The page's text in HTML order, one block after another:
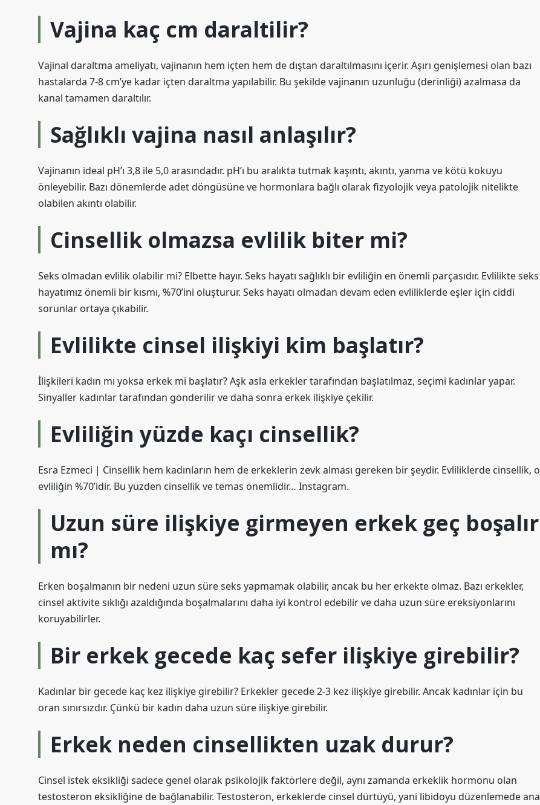
Vajina kaç cm daraltilir?
Vajinal daraltma ameliyatı, vajinanın hem içten hem de dıştan daraltılmasını içerir. Aşırı genişlemesi olan bazı
hastalarda 7-8 cm’ye kadar içten daraltma yapılabilir. Bu şekilde vajinanın uzunluğu (derinliği) azalmasa da
kanal tamamen daraltılır.
Sağlıklı vajina nasıl anlaşılır?
Vajinanın ideal pH’ı 3,8 ile 5,0 arasındadır. pH’ı bu aralıkta tutmak kaşıntı, akıntı, yanma ve kötü kokuyu
önleyebilir. Bazı dönemlerde adet döngüsüne ve hormonlara bağlı olarak fizyolojik veya patolojik nitelikte
olabilen akıntı olabilir.
Cinsellik olmazsa evlilik biter mi?
Seks olmadan evlilik olabilir mi? Elbette hayır. Seks hayatı sağlıklı bir evliliğin en önemli parçasıdır. Evlilikte seks
hayatımız önemli bir kısmı, %70’ini oluşturur. Seks hayatı olmadan devam eden evliliklerde eşler için ciddi
sorunlar ortaya çıkabilir.
Evlilikte cinsel ilişkiyi kim başlatır?
İlişkileri kadın mı yoksa erkek mi başlatır? Aşk asla erkekler tarafından başlatılmaz, seçimi kadınlar yapar.
Sinyaller kadınlar tarafından gönderilir ve daha sonra erkek ilişkiye çekilir.
Evliliğin yüzde kaçı cinsellik?
Esra Ezmeci | Cinsellik hem kadınların hem de erkeklerin zevk alması gereken bir şeydir. Evliliklerde cinsellik, o
evliliğin %70’idir. Bu yüzden cinsellik ve temas önemlidir… Instagram.
Uzun süre ilişkiye girmeyen erkek geç boşalır
mı?
Erken boşalmanın bir nedeni uzun süre seks yapmamak olabilir, ancak bu her erkekte olmaz. Bazı erkekler,
cinsel aktivite sıklığı azaldığında boşalmalarını daha iyi kontrol edebilir ve daha uzun süre ereksiyonlarını
koruyabilirler.
Bir erkek gecede kaç sefer ilişkiye girebilir?
Kadınlar bir gecede kaç kez ilişkiye girebilir? Erkekler gecede 2-3 kez ilişkiye girebilir. Ancak kadınlar için bu
oran sınırsızdır. Çünkü bir kadın daha uzun süre ilişkiye girebilir.
Erkek neden cinsellikten uzak durur?
Cinsel istek eksikliği sadece genel olarak psikolojik faktörlere değil, aynı zamanda erkeklik hormonu olan
testosteron eksikliğine de bağlanabilir. Testosteron, erkeklerde cinsel dürtüyü, yani libidoyu düzenlemede ana